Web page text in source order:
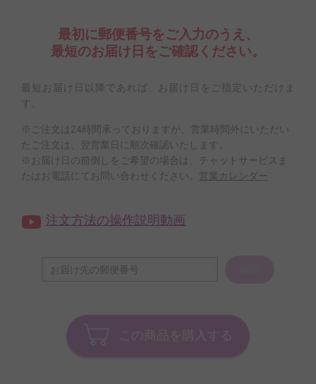
最初に郵便番号をご入力のうえ、
最短のお届け日をご確認ください。
最短お届け日以降であれば、お届け日をご指定いただけま
す。
※ご注文は24時間承っておりますが、営業時間外にいただい
たご注文は、翌営業日に順次確認いたします。
※お届け日の前倒しをご希望の場合は、チャットサービスま
たはお電話にてお問い合わせください。
営業カレンダー
注文方法の操作説明動画
この商品を購入する